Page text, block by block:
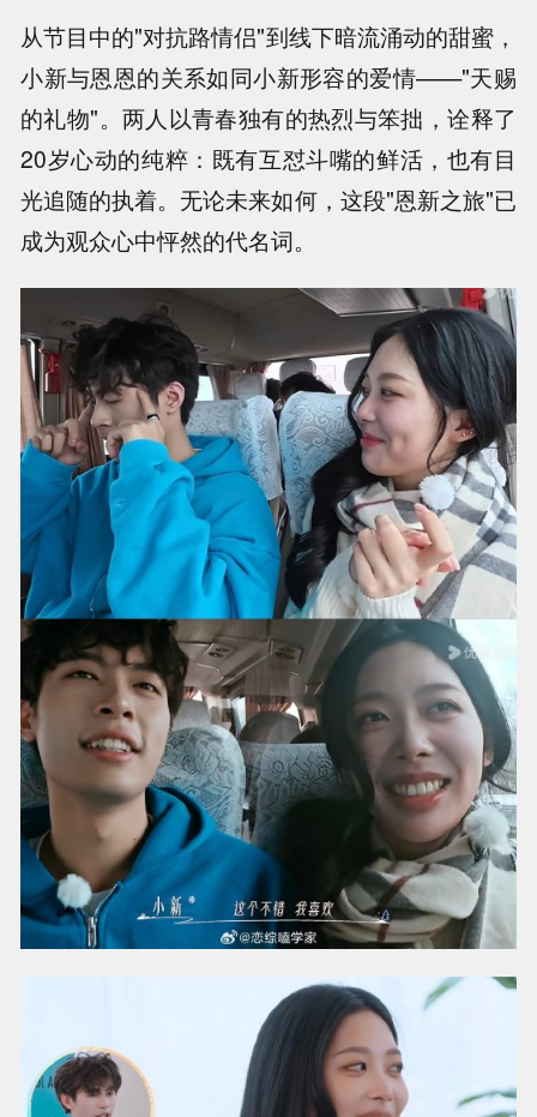
从节目中的"对抗路情侣"到线下暗流涌动的甜蜜，
小新与恩恩的关系如同小新形容的爱情——"天赐
的礼物"。两人以青春独有的热烈与笨拙，诠释了
20岁心动的纯粹：既有互怼斗嘴的鲜活，也有目
光追随的执着。无论未来如何，这段"恩新之旅"已
成为观众心中怦然的代名词。